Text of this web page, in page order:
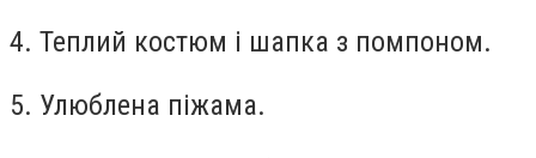
4. Теплий костюм і шапка з помпоном.
5. Улюблена піжама.